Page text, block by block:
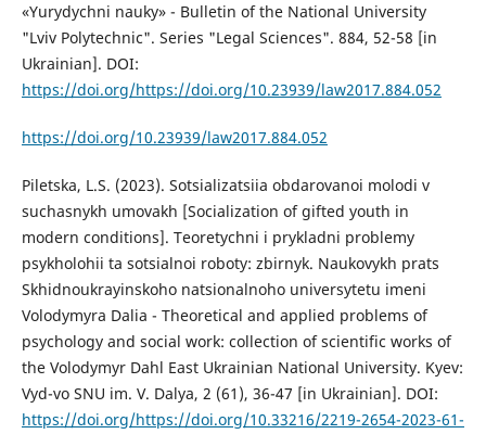
«Yurydychni nauky» - Bulletin of the National University
"Lviv Polytechnic". Series "Legal Sciences". 884, 52-58 [in
Ukrainian]. DOI:
https://doi.org/https://doi.org/10.23939/law2017.884.052
https://doi.org/10.23939/law2017.884.052
Piletska, L.S. (2023). Sotsializatsiia obdarovanoi molodi v
suchasnykh umovakh [Socialization of gifted youth in
modern conditions]. Teoretychni i prykladni problemy
psykholohii ta sotsialnoi roboty: zbirnyk. Naukovykh prats
Skhidnoukrayinskoho natsionalnoho universytetu imeni
Volodymyra Dalіa - Theoretical and applied problems of
psychology and social work: collection of scientific works of
the Volodymyr Dahl East Ukrainian National University. Kyev:
Vyd-vo SNU im. V. Dalya, 2 (61), 36-47 [in Ukrainian]. DOI:
https://doi.org/https://doi.org/10.33216/2219-2654-2023-61-